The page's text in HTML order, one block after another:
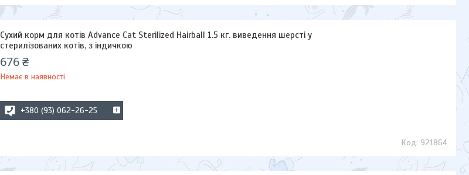
Сухий корм для котів Advance Cat Sterilized Hairball 1.5 кг. виведення шерсті у
стерилізованих котів, з індичкою
676 ₴
Немає в наявності
+380 (93) 062-26-25
921864